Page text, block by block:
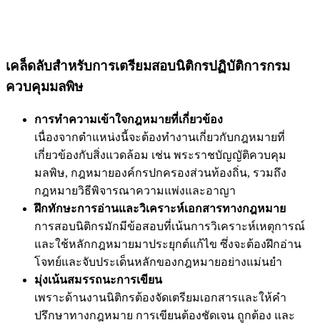
เคล็ดลับสำหรับการเตรียมสอบนิติกรปฏิบัติการกรม
ควบคุมมลพิษ
การทำความเข้าใจกฎหมายที่เกี่ยวข้อง
เนื่องจากตำแหน่งนี้จะต้องทำงานเกี่ยวกับกฎหมายที่
เกี่ยวข้องกับสิ่งแวดล้อม เช่น พระราชบัญญัติควบคุม
มลพิษ, กฎหมายองค์กรปกครองส่วนท้องถิ่น, รวมถึง
กฎหมายวิธีพิจารณาความแพ่งและอาญา
ฝึกทักษะการอ่านและวิเคราะห์เอกสารทางกฎหมาย
การสอบนิติกรมักมีข้อสอบที่เน้นการวิเคราะห์เหตุการณ์
และใช้หลักกฎหมายมาประยุกต์แก้ไข ซึ่งจะต้องฝึกอ่าน
โจทย์และจับประเด็นหลักของกฎหมายอย่างแม่นยำ
มุ่งเน้นสมรรถนะการเขียน
เพราะด้านงานนิติกรต้องจัดเตรียมเอกสารและให้คำ
ปรึกษาทางกฎหมาย การเขียนต้องชัดเจน ถูกต้อง และ